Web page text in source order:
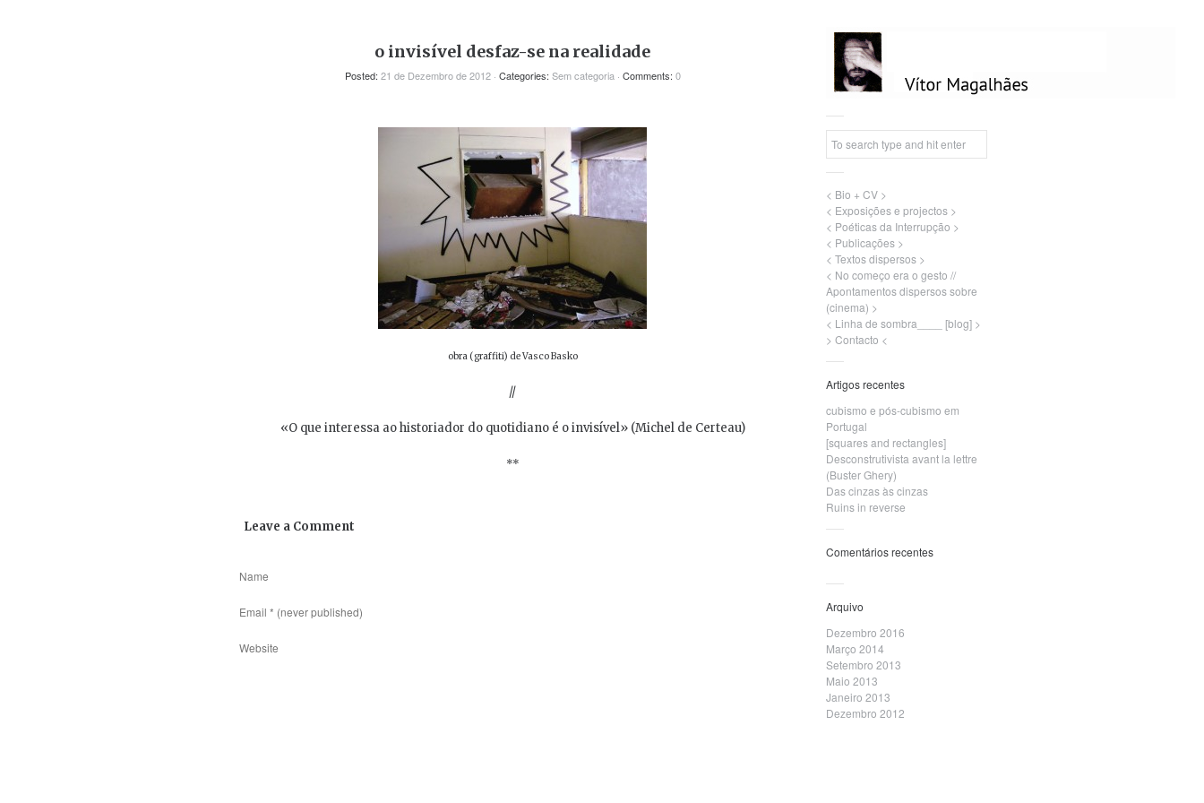
o invisível desfaz-se na realidade
Posted: 21 de Dezembro de 2012 · Categories: Sem categoria · Comments: 0
obra (graffiti) de Vasco Basko
//
«O que interessa ao historiador do quotidiano é o invisível» (Michel de Certeau)
**
Leave a Comment
< Bio + CV >
< Exposições e projectos >
< Poéticas da Interrupção >
< Publicações >
< Textos dispersos >
< No começo era o gesto //
Apontamentos dispersos sobre
(cinema) >
< Linha de sombra____ [blog] >
> Contacto <
Artigos recentes
cubismo e pós-cubismo em
Portugal
[squares and rectangles]
Desconstrutivista avant la lettre
(Buster Ghery)
Das cinzas às cinzas
Ruins in reverse
Comentários recentes
Arquivo
Dezembro 2016
Março 2014
Setembro 2013
Maio 2013
Janeiro 2013
Dezembro 2012